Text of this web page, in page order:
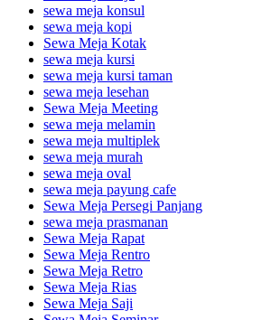
sewa meja konsul
sewa meja kopi
Sewa Meja Kotak
sewa meja kursi
sewa meja kursi taman
sewa meja lesehan
Sewa Meja Meeting
sewa meja melamin
sewa meja multiplek
sewa meja murah
sewa meja oval
sewa meja payung cafe
Sewa Meja Persegi Panjang
sewa meja prasmanan
Sewa Meja Rapat
Sewa Meja Rentro
Sewa Meja Retro
Sewa Meja Rias
Sewa Meja Saji